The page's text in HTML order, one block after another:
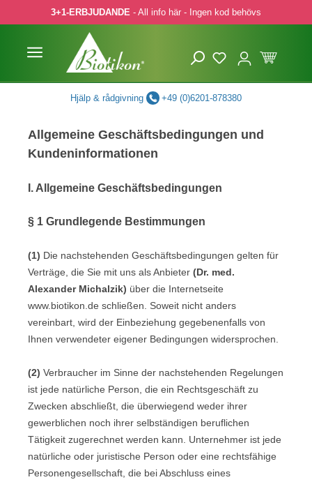
till huvudinnehåll
Hoppa till sökning
Hoppa till huvudnavigering
3+1-ERBJUDANDE - All info här - Ingen kod behövs
Hjälp & rådgivning +49 (0)6201-878380
Allgemeine Geschäftsbedingungen und
Kundeninformationen
I. Allgemeine Geschäftsbedingungen
§ 1 Grundlegende Bestimmungen
(1) Die nachstehenden Geschäftsbedingungen gelten für
Verträge, die Sie mit uns als Anbieter (Dr. med.
Alexander Michalzik) über die Internetseite
www.biotikon.de schließen. Soweit nicht anders
vereinbart, wird der Einbeziehung gegebenenfalls von
Ihnen verwendeter eigener Bedingungen widersprochen.
(2) Verbraucher im Sinne der nachstehenden Regelungen
ist jede natürliche Person, die ein Rechtsgeschäft zu
Zwecken abschließt, die überwiegend weder ihrer
gewerblichen noch ihrer selbständigen beruflichen
Tätigkeit zugerechnet werden kann. Unternehmer ist jede
natürliche oder juristische Person oder eine rechtsfähige
Personengesellschaft, die bei Abschluss eines